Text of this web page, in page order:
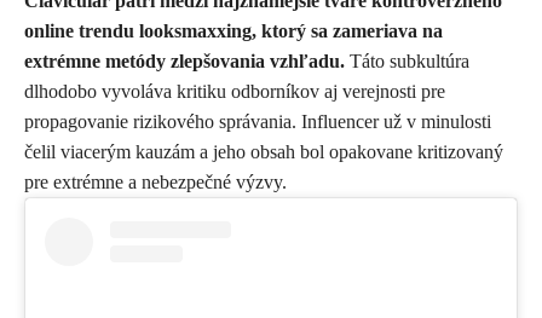
online trendu looksmaxxing, ktorý sa zameriava na
extrémne metódy zlepšovania vzhľadu. Táto subkultúra
dlhodobo vyvoláva kritiku odborníkov aj verejnosti pre
propagovanie rizikového správania. Influencer už v minulosti
čelil viacerým kauzám a jeho obsah bol opakovane kritizovaný
pre extrémne a nebezpečné výzvy.